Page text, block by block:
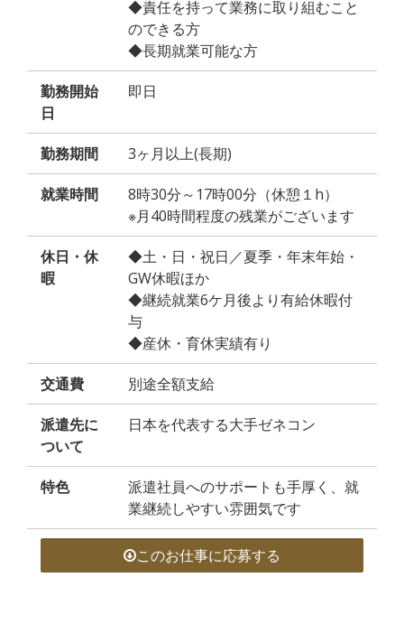
◆責任を持って業務に取り組むこと
のできる方
◆長期就業可能な方
勤務開始
日
即日
勤務期間 3ヶ月以上(長期)
就業時間
8時30分～17時00分（休憩１h）
※月40時間程度の残業がございます
休日・休
暇
◆土・日・祝日／夏季・年末年始・
GW休暇ほか
◆継続就業6ケ月後より有給休暇付
与
◆産休・育休実績有り
交通費 別途全額支給
派遣先に
ついて
日本を代表する大手ゼネコン
特色
派遣社員へのサポートも手厚く、就
業継続しやすい雰囲気です
このお仕事に応募する